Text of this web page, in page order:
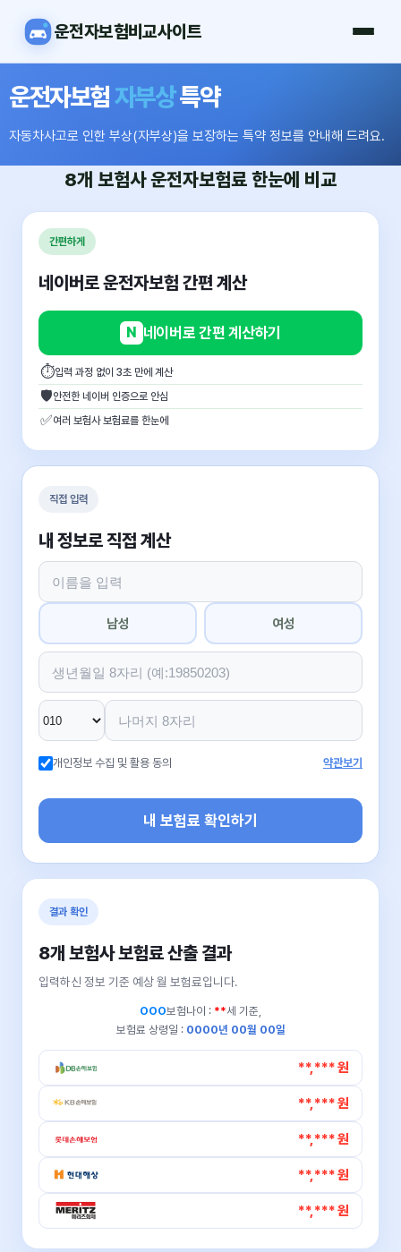
운전자보험비교사이트
운전자보험자부상특약
자동차사고로 인한 부상(자부상)을 보장하는 특약 정보를 안내해 드려요.
8개 보험사운전자보험료 한눈에 비교
간편하게
네이버로 운전자보험 간편 계산
N 네이버로 간편 계산하기
⏱입력 과정 없이 3초 만에 계산
🛡안전한 네이버 인증으로 안심
✅여러 보험사 보험료를 한눈에
직접 입력
내 정보로 직접 계산
남성 여성
개인정보 수집 및 활용 동의 약관보기
내 보험료 확인하기
결과 확인
8개 보험사 보험료 산출 결과
입력하신 정보 기준 예상 월 보험료입니다.
OOO보험나이 : **세 기준,
보험료 상령일 : 0000년 00월 00일
**,*** 원
**,*** 원
**,*** 원
**,*** 원
**,*** 원